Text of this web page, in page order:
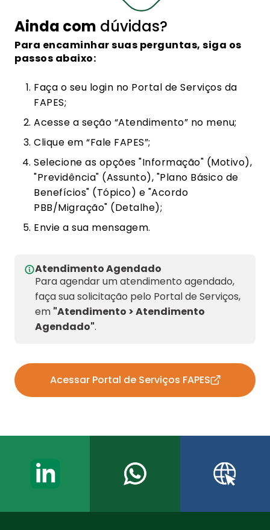
Ainda com dúvidas?
Para encaminhar suas perguntas, siga os
passos abaixo:
Faça o seu login no Portal de Serviços da
FAPES;
Acesse a seção “Atendimento” no menu;
Clique em “Fale FAPES”;
Selecione as opções "Informação" (Motivo),
"Previdência" (Assunto), "Plano Básico de
Benefícios" (Tópico) e "Acordo
PBB/Migração" (Detalhe);
Envie a sua mensagem.
Atendimento Agendado
Para agendar um atendimento agendado,
faça sua solicitação pelo Portal de Serviços,
em "Atendimento > Atendimento
Agendado".
Acessar Portal de Serviços FAPES